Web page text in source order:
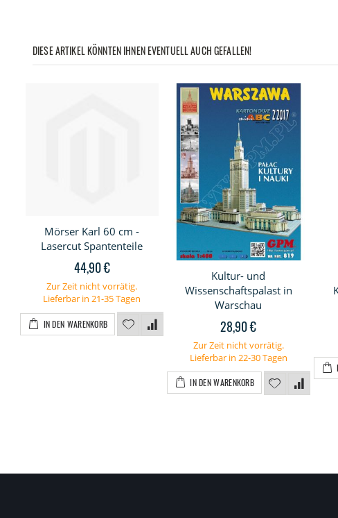
DIESE ARTIKEL KÖNNTEN IHNEN EVENTUELL AUCH GEFALLEN!
Mörser Karl 60 cm -
Lasercut Spantenteile
44,90 €
Zur Zeit nicht vorrätig.
Lieferbar in 21-35 Tagen
IN DEN WARENKORB
Kultur- und
Wissenschaftspalast in
Warschau
28,90 €
Zur Zeit nicht vorrätig.
Lieferbar in 22-30 Tagen
IN DEN WARENKORB